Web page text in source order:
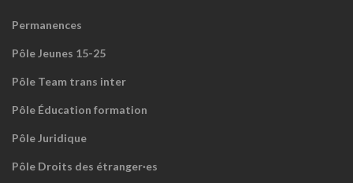
Permanences
Pôle Jeunes 15-25
Pôle Team trans inter
Pôle Éducation formation
Pôle Juridique
Pôle Droits des étranger·es